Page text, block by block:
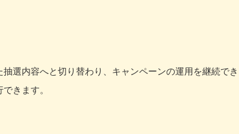
選内容へと切り替わり、キャンペーンの運用を継続でき
きます。